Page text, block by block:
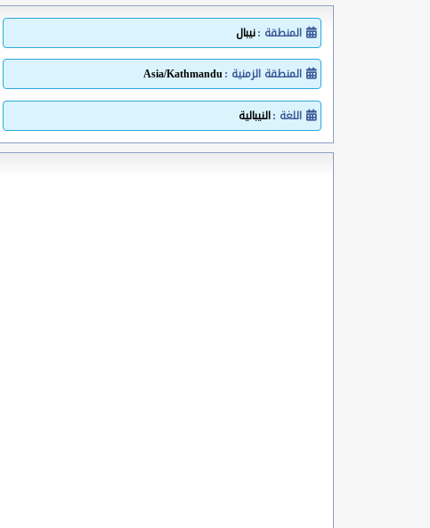
المنطقة :نيبال
المنطقة الزمنية :Asia/Kathmandu
اللغة :النيبالية